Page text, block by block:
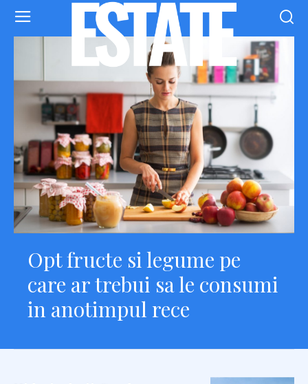
Opt fructe si legume pe
care ar trebui sa le consumi
in anotimpul rece